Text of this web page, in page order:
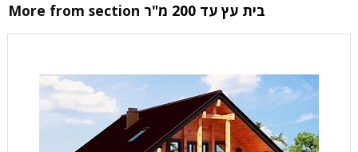
More from section בית עץ עד 200 מ"ר